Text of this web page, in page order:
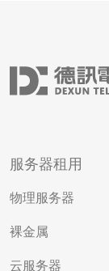
服务器租用
物理服务器
裸金属
云服务器